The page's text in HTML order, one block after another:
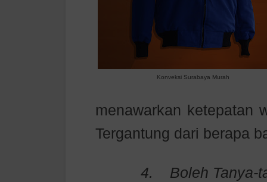
Konveksi Surabaya Murah
menawarkan ketepatan
Tergantung dari berapa
4.
Boleh Tanya-